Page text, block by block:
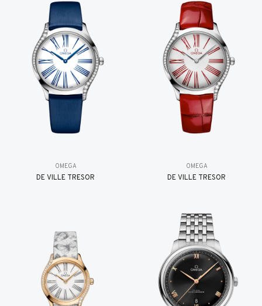
OMEGA
DE VILLE TRESOR
OMEGA
DE VILLE TRESOR